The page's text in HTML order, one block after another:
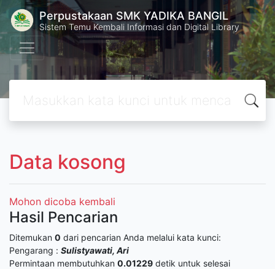
Perpustakaan SMK YADIKA BANGIL
Sistem Temu Kembali Informasi dan Digital Library
Data kosong
Mohon dicoba kembali
Hasil Pencarian
Ditemukan 0 dari pencarian Anda melalui kata kunci:
Pengarang : Sulistyawati, Ari
Permintaan membutuhkan 0.01229 detik untuk selesai